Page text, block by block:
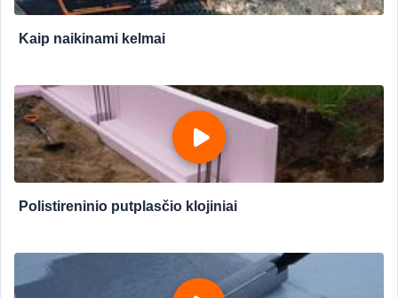
Kaip naikinami kelmai
Polistireninio putplasčio klojiniai